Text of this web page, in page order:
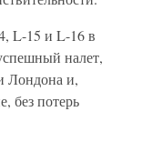
L-15 и L-16 в
налет,
Лондона и,
без потерь